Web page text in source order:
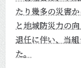
たり幾多の災害
と地域防災力の
退任に伴い、当
た。